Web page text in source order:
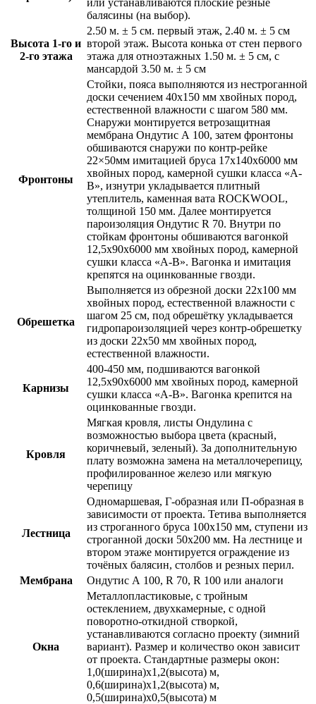
балясины (на выбор).
Высота 1-го и
2-го этажа
2.50 м. ± 5 см. первый этаж, 2.40 м. ± 5 см
второй этаж. Высота конька от стен первого
этажа для отноэтажных 1.50 м. ± 5 см, с
мансардой 3.50 м. ± 5 см
Фронтоны
Стойки, пояса выполняются из нестроганной
доски сечением 40х150 мм хвойных пород,
естественной влажности с шагом 580 мм.
Снаружи монтируется ветрозащитная
мембрана Ондутис А 100, затем фронтоны
обшиваются снаружи по контр-рейке
22×50мм имитацией бруса 17х140х6000 мм
хвойных пород, камерной сушки класса «А-
В», изнутри укладывается плитный
утеплитель, каменная вата ROCKWOOL,
толщиной 150 мм. Далее монтируется
пароизоляция Ондутис R 70. Внутри по
стойкам фронтоны обшиваются вагонкой
12,5х90х6000 мм хвойных пород, камерной
сушки класса «А-В». Вагонка и имитация
крепятся на оцинкованные гвозди.
Обрешетка
Выполняется из обрезной доски 22х100 мм
хвойных пород, естественной влажности с
шагом 25 см, под обрешётку укладывается
гидропароизоляцией через контр-обрешетку
из доски 22х50 мм хвойных пород,
естественной влажности.
Карнизы
400-450 мм, подшиваются вагонкой
12,5х90х6000 мм хвойных пород, камерной
сушки класса «А-В». Вагонка крепится на
оцинкованные гвозди.
Кровля
Мягкая кровля, листы Ондулина с
возможностью выбора цвета (красный,
коричневый, зеленый). За дополнительную
плату возможна замена на металлочерепицу,
профилированное железо или мягкую
черепицу
Лестница
Одномаршевая, Г-образная или П-образная в
зависимости от проекта. Тетива выполняется
из строганного бруса 100х150 мм, ступени из
строганной доски 50х200 мм. На лестнице и
втором этаже монтируется ограждение из
точёных балясин, столбов и резных перил.
Мембрана
Ондутис А 100, R 70, R 100 или аналоги
Окна
Металлопластиковые, с тройным
остеклением, двухкамерные, с одной
поворотно-откидной створкой,
устанавливаются согласно проекту (зимний
вариант). Размер и количество окон зависит
от проекта. Стандартные размеры окон:
1,0(ширина)х1,2(высота) м,
0,6(ширина)х1,2(высота) м,
0,5(ширина)х0,5(высота) м